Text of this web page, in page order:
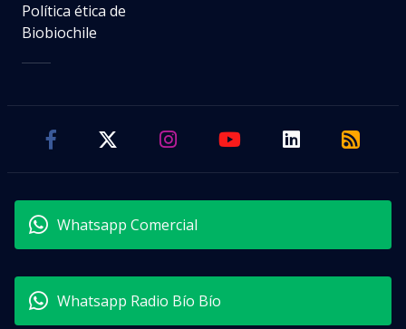
Política ética de
Biobiochile
Whatsapp Comercial
Whatsapp Radio Bío Bío